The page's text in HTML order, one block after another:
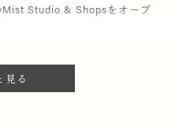
Studio & Shopsをオープ
GrayMist Studio & Shopsを
見る